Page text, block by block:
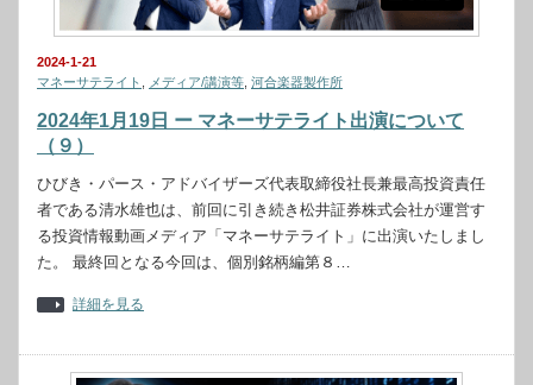
2024-1-21
マネーサテライト
メディア/講演等 河合楽器製作所
2024年1月19日 ー マネーサテライト出演について
（９）
ひびき・パース・アドバイザーズ代表取締役社長兼最高投資責任
者である清水雄也は、前回に引き続き松井証券株式会社が運営す
る投資情報動画メディア「マネーサテライト」に出演いたしまし
た。 最終回となる今回は、個別銘柄編第８…
詳細を見る